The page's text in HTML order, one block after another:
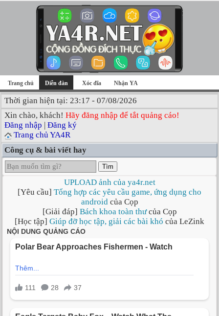
Trang chủ Diễn đàn Xóc đĩa Nhận YA
Thời gian hiện tại: 23:17 - 07/08/2026
Xin chào, khách! Hãy đăng nhập để tắt quảng cáo!
Đăng nhập | Đăng ký
Trang chủ YA4R
Công cụ & bài viết hay
Tìm
UPLOAD ảnh của ya4r.net
[Yêu cầu] Tổng hợp các yêu cầu game, ứng dụng cho
androidcủa Cọp
[Giải đáp] Bách khoa toàn thưcủa Cọp
[Học tập] Giúp đỡ học tập, giải các bài khó của LeZink